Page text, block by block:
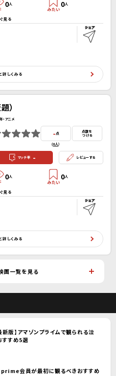
0人 0人
見る
詳しくみる
）
・アニメ
-点
(0人）
点数を
つける
マッチ率 - レビューする
0人 0人
見る
詳しくみる
画一覧を見る
新版】アマゾンプライムで観られる泣
すすめ5選
会員が最初に観るべきおすすめ